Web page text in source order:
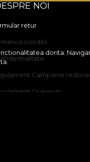
dorita.
NOI
retur
si conditii
Campanie
Giveaway